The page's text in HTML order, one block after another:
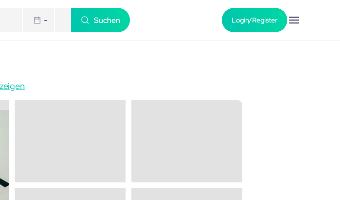
- Suchen Login/Register